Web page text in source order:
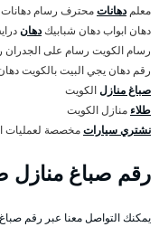
معلمدهاناتمحترف رسام دهانات
دهان ابواب دهان شبابيكدهان
رسام الكويت رسام على الجدران
رقم دهان يجي البيت بالكويت دهان
صباغ منازلالكويت
طلاء منازل الكويت
نشتري سياراتمخصصة لعمليات
رقم صباغ منازل
يمكنك التواصل معنا عبر رقم صباغ